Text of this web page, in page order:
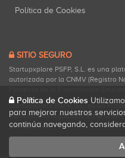
Política de Cookies
SITIO SEGURO
Startupxplore PSFP, S.L. es una
autorizada por la CNMV (Registro
Startupxplore PSFP, S.L. es un
Participativa registrado en la
participativa.
Política de Cookies
para mejorar nuestros
continúa navegando,